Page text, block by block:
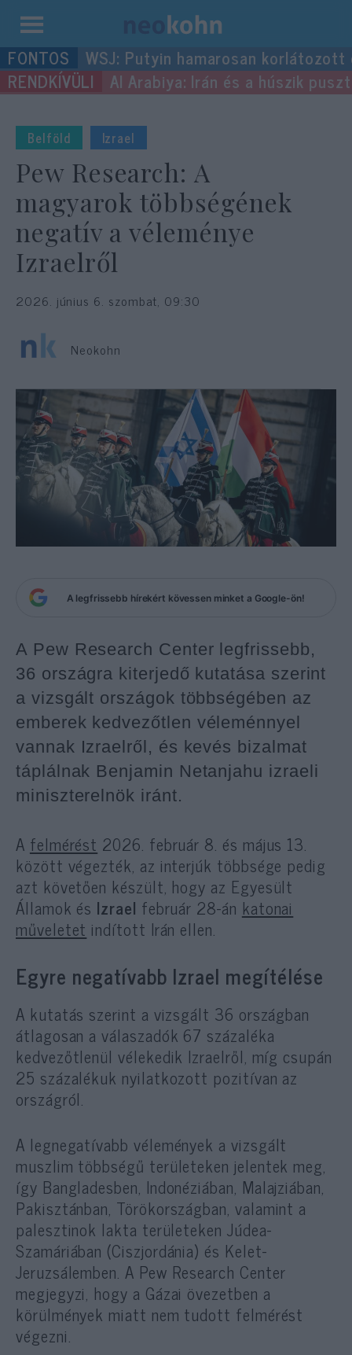
Kilépés
a
tartalomba
WSJ: Putyin hamarosan
Al Arabiya: Irán és a húszik
Belföld Izrael
Pew Research: A
magyarok többségének
negatív a véleménye
Izraelről
2026. június 6. szombat, 09:30
Neokohn
A legfrissebb hírekért kövessen minket a Google-ön!
A Pew Research Center legfrissebb,
36 országra kiterjedő kutatása szerint
a vizsgált országok többségében az
emberek kedvezőtlen véleménnyel
vannak Izraelről, és kevés bizalmat
táplálnak Benjamin Netanjahu izraeli
miniszterelnök iránt.
A felmérést 2026. február 8. és május 13.
között végezték, az interjúk többsége pedig
azt követően készült, hogy az Egyesült
Államok és Izrael február 28-án katonai
műveletet indított Irán ellen.
Egyre negatívabb Izrael megítélése
A kutatás szerint a vizsgált 36 országban
átlagosan a válaszadók 67 százaléka
kedvezőtlenül vélekedik Izraelről, míg csupán
25 százalékuk nyilatkozott pozitívan az
országról.
A legnegatívabb vélemények a vizsgált
muszlim többségű területeken jelentek meg,
így Bangladesben, Indonéziában, Malajziában,
Pakisztánban, Törökországban, valamint a
palesztinok lakta területeken Júdea-
Szamáriában (Ciszjordánia) és Kelet-
Jeruzsálemben. A Pew Research Center
megjegyzi, hogy a Gázai övezetben a
körülmények miatt nem tudott felmérést
végezni.